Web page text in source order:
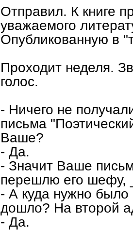
Отправил. К книге
уважаемого
Опубликованную в
Проходит неделя.
голос.
- Ничего не
письма
Ваше?
- Да.
- Значит Ваше
перешлю его шефу,
- А куда нужно было
дошло? На второй
- Да.